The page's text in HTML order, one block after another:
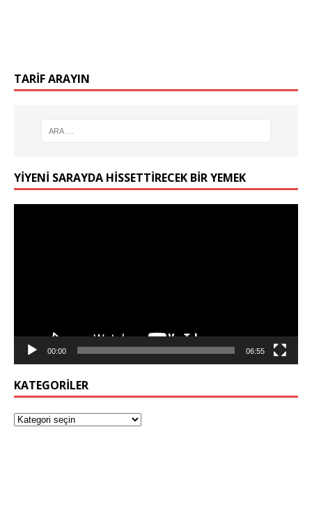
TARIF ARAYIN
YIYENI SARAYDA HISSETTIRECEK BIR YEMEK
00:00 06:55
KATEGORILER